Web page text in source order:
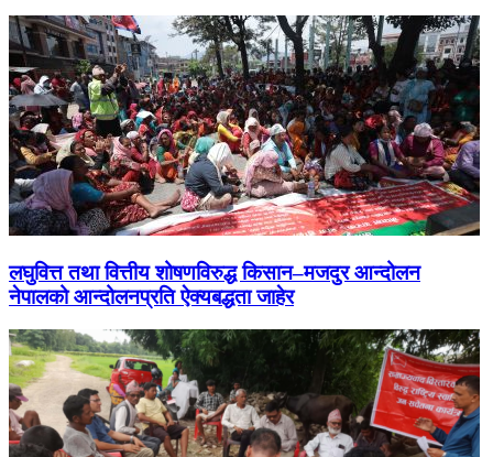
लघुवित्त तथा वित्तीय शोषणविरुद्ध किसान–मजदुर आन्दोलन
नेपालको आन्दोलनप्रति ऐक्यबद्धता जाहेर